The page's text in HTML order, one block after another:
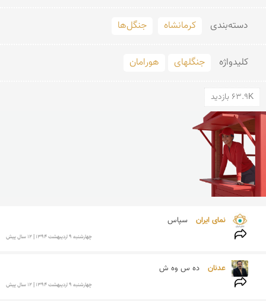
دسته‌بندی کرمانشاه جنگل‌ها
کلید‌واژه جنگلهای هورامان
63.9K بازدید
نمای ایران سپاس
چهارشنبه 9 ارديبهشت 1394 | 12 سال پیش
عدنان ده س وه ش
چهارشنبه 9 ارديبهشت 1394 | 12 سال پیش